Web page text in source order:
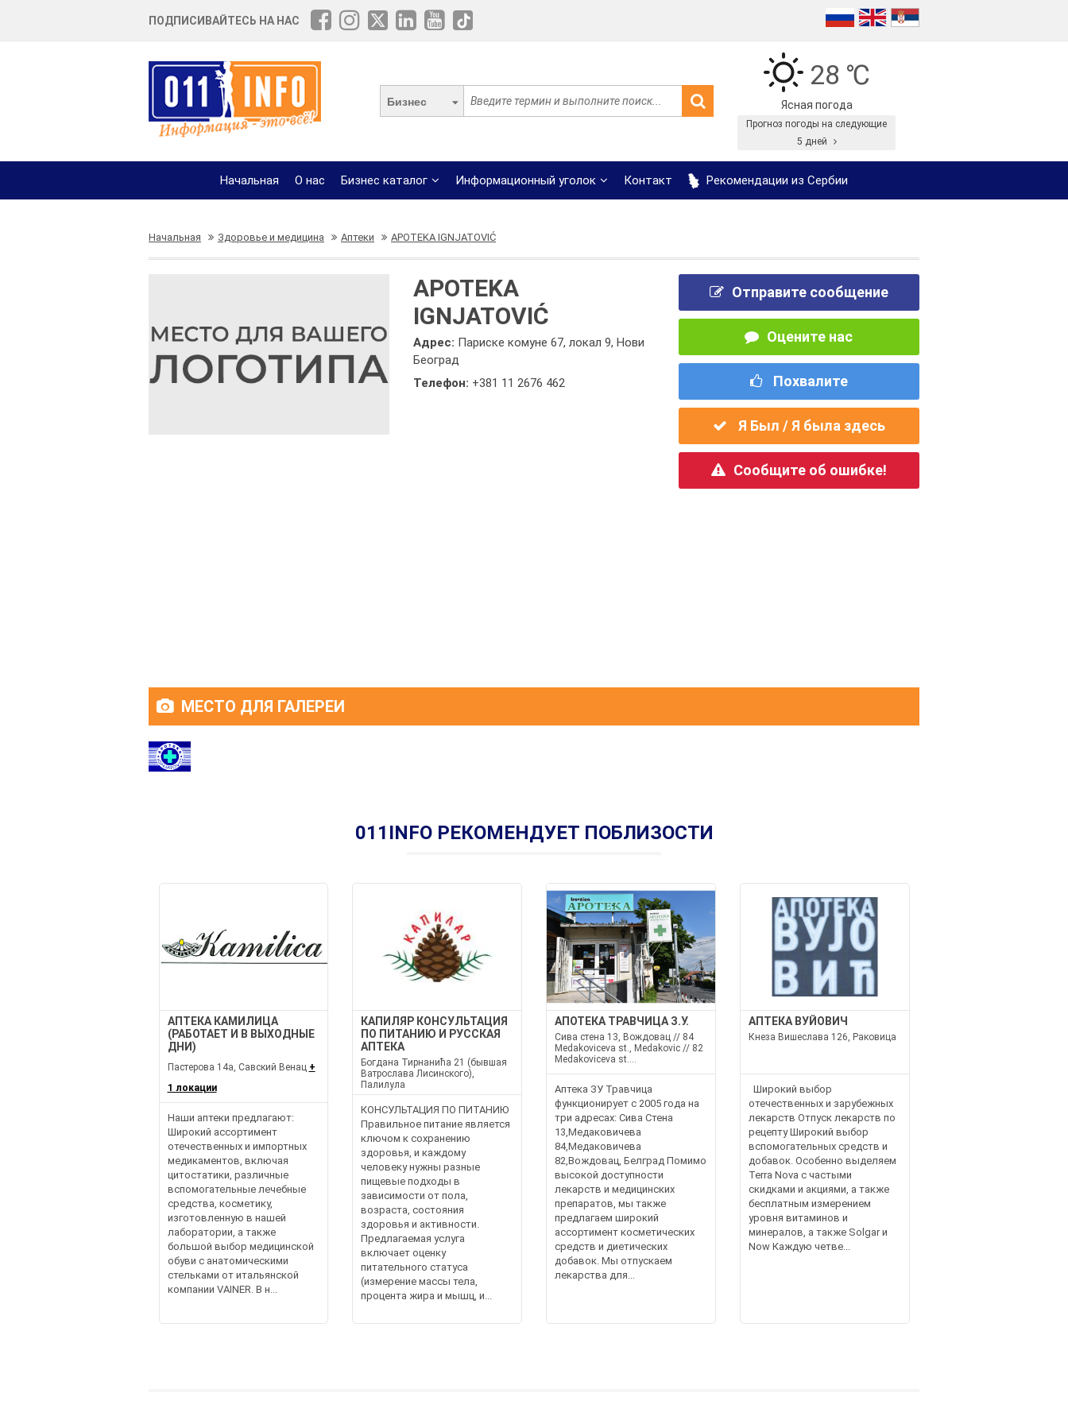
ПОДПИСИВАЙТЕСЬ НА НАС
Бизнес
28 ℃
Ясная погода
Прогноз погоды на следующие
5 дней
Начальная О нас Бизнес каталог Информационный уголок Контакт Рекомендации из Сербии
Начальная Здоровье и медицина Аптеки APOTEKA IGNJATOVIĆ
APOTEKA
IGNJATOVIĆ
Адрес: Париске комуне 67, локал 9, Нови
Београд
Телефон: +381 11 2676 462
Отправите сообщение
Оцените нас
Похвалите
Я Был / Я была здесь
Сообщите об ошибке!
МЕСТО ДЛЯ ГАЛЕРЕИ
011INFO РЕКОМЕНДУЕТ ПОБЛИЗОСТИ
АПТЕКА КАМИЛИЦА
(РАБОТАЕТ И В ВЫХОДНЫЕ
ДНИ)
Пастерова 14а, Савский Венац +
1 локации
Наши аптеки предлагают:
Широкий ассортимент
отечественных и импортных
медикаментов, включая
цитостатики, различные
вспомогательные лечебные
средства, косметику,
изготовленную в нашей
лаборатории, а также
большой выбор медицинской
обуви с анатомическими
стельками от итальянской
компании VAINER. В н...
КАПИЛЯР КОНСУЛЬТАЦИЯ
ПО ПИТАНИЮ И РУССКАЯ
АПТЕКА
Богдана Тирнанића 21 (бывшая
Ватрослава Лисинского),
Палилула
КОНСУЛЬТАЦИЯ ПО ПИТАНИЮ
Правильное питание является
ключом к сохранению
здоровья, и каждому
человеку нужны разные
пищевые подходы в
зависимости от пола,
возраста, состояния
здоровья и активности.
Предлагаемая услуга
включает оценку
питательного статуса
(измерение массы тела,
процента жира и мышц, и...
АПОТЕКА ТРАВЧИЦА З.У.
Сива стена 13, Вождовац // 84
Medakoviceva st., Medakovic // 82
Medakoviceva st....
Аптека ЗУ Травчица
функционирует с 2005 года на
три адресах: Сива Стена
13,Медаковичева
84,Медаковичева
82,Вождовац, Белград Помимо
высокой доступности
лекарств и медицинских
препаратов, мы также
предлагаем широкий
ассортимент косметических
средств и диетических
добавок. Мы отпускаем
лекарства для...
АПТЕКА ВУЙОВИЧ
Кнеза Вишеслава 126, Раковица
Широкий выбор
отечественных и зарубежных
лекарств Отпуск лекарств по
рецепту Широкий выбор
вспомогательных средств и
добавок. Особенно выделяем
Terra Nova с частыми
скидками и акциями, а также
бесплатным измерением
уровня витаминов и
минералов, а также Solgar и
Now Каждую четве...